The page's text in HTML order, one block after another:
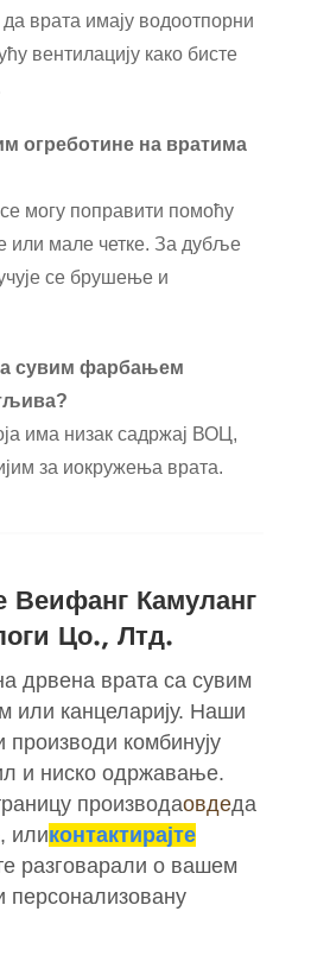
врата имају водоотпорни
вентилацију како бисте
огреботине на вратима
могу поправити помоћу
или мале четке. За дубље
се брушење и
сувим фарбањем
има низак садржај ВОЦ,
за иокружења врата.
Веифанг Камуланг
Цо., Лтд.
дрвена врата са сувим
или канцеларију. Наши
производи комбинују
и ниско одржавање.
производаовдеда
иликонтактирајте
разговарали о вашем
персонализовану